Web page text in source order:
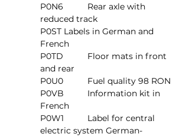
P0N6	Rear axle with
reduced track
P0ST	Labels in German and
French
P0TD	Floor mats in front
and rear
P0U0	Fuel quality 98 RON
P0VB	Information kit in
French
P0W1	Label for central
electric system German-